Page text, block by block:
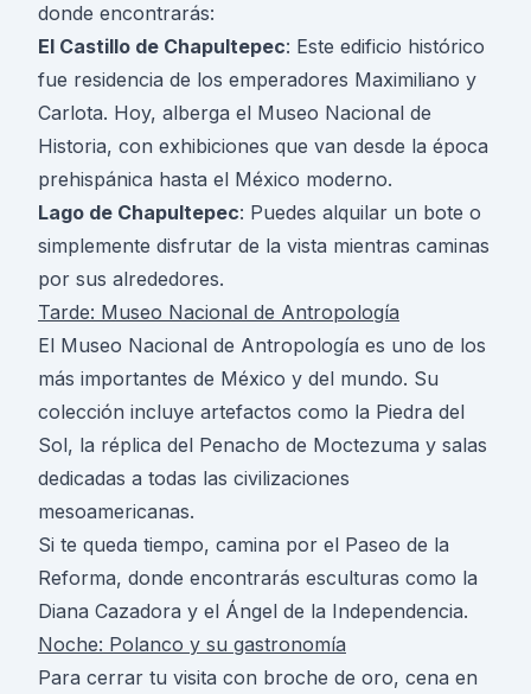
donde encontrarás:
El Castillo de Chapultepec: Este edificio histórico
fue residencia de los emperadores Maximiliano y
Carlota. Hoy, alberga el Museo Nacional de
Historia, con exhibiciones que van desde la época
prehispánica hasta el México moderno.
Lago de Chapultepec: Puedes alquilar un bote o
simplemente disfrutar de la vista mientras caminas
por sus alrededores.
Tarde: Museo Nacional de Antropología
El Museo Nacional de Antropología es uno de los
más importantes de México y del mundo. Su
colección incluye artefactos como la Piedra del
Sol, la réplica del Penacho de Moctezuma y salas
dedicadas a todas las civilizaciones
mesoamericanas.
Si te queda tiempo, camina por el Paseo de la
Reforma, donde encontrarás esculturas como la
Diana Cazadora y el Ángel de la Independencia.
Noche: Polanco y su gastronomía
Para cerrar tu visita con broche de oro, cena en